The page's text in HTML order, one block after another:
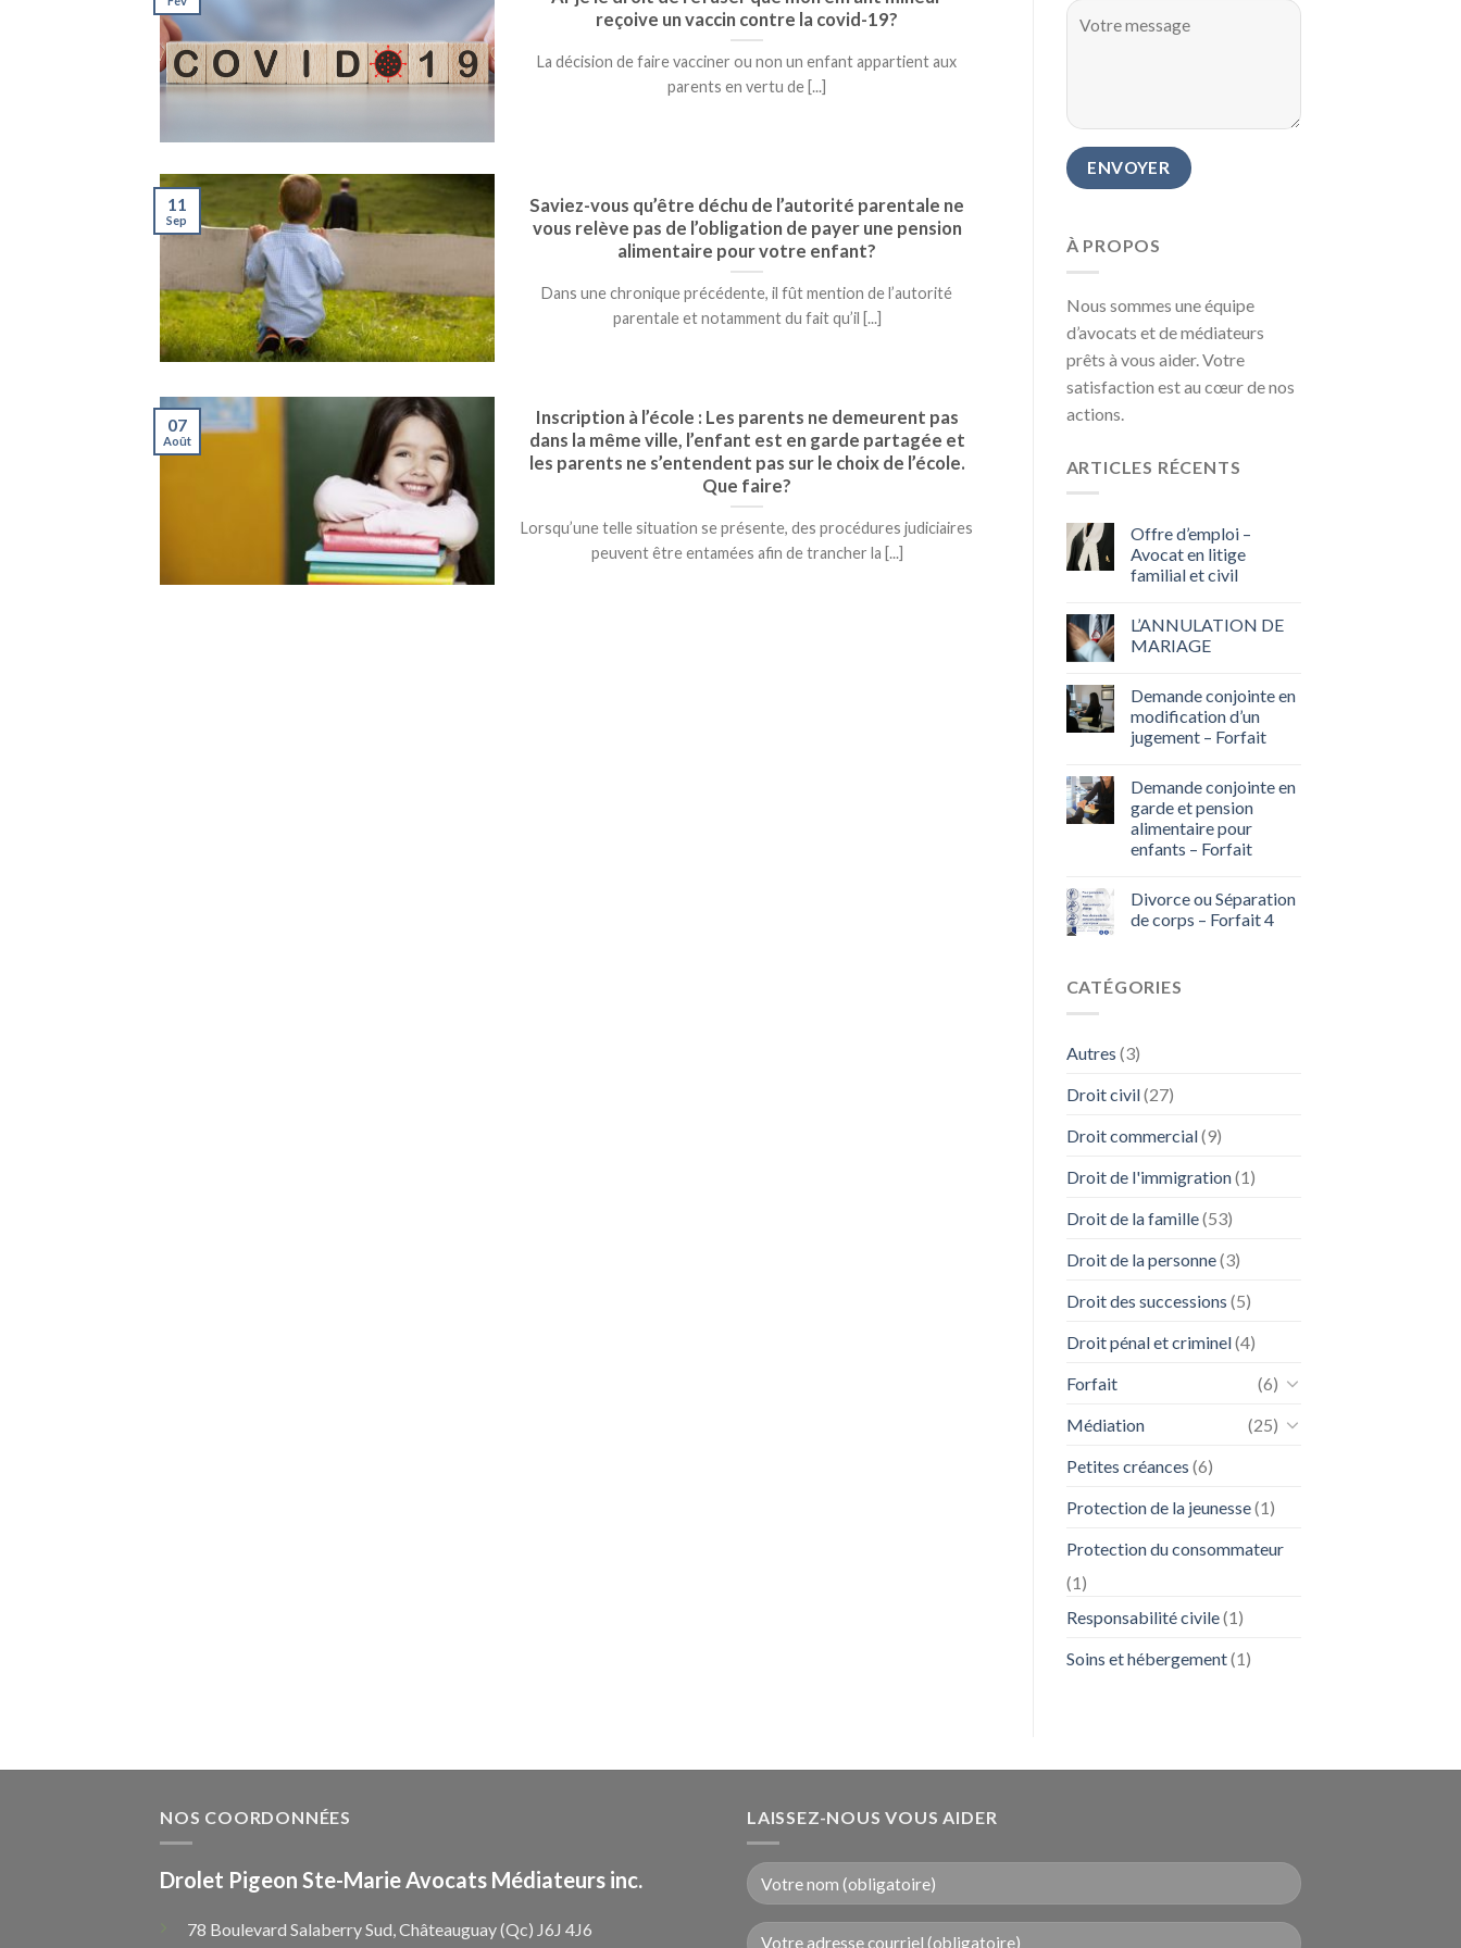
reçoive un vaccin contre la covid-19?
La décision de faire vacciner ou non un enfant appartient aux
parents en vertu de [...]
Saviez-vous qu’être déchu de l’autorité parentale ne
vous relève pas de l’obligation de payer une pension
alimentaire pour votre enfant?
Dans une chronique précédente, il fût mention de l’autorité
parentale et notamment du fait qu’il [...]
11
Sep
Inscription à l’école : Les parents ne demeurent pas
dans la même ville, l’enfant est en garde partagée et
les parents ne s’entendent pas sur le choix de l’école.
Que faire?
Lorsqu’une telle situation se présente, des procédures judiciaires
peuvent être entamées afin de trancher la [...]
07
Août
À PROPOS
Nous sommes une équipe
d’avocats et de médiateurs
prêts à vous aider. Votre
satisfaction est au cœur de nos
actions.
ARTICLES RÉCENTS
Offre d’emploi –
Avocat en litige
familial et civil
L’ANNULATION DE
MARIAGE
Demande conjointe en
modification d’un
jugement – Forfait
Demande conjointe en
garde et pension
alimentaire pour
enfants – Forfait
Divorce ou Séparation
de corps – Forfait 4
CATÉGORIES
Autres (3)
Droit civil(27)
Droit commercial(9)
Droit de l'immigration(1)
Droit de la famille(53)
Droit de la personne(3)
Droit des successions (5)
Droit pénal et criminel(4)
Forfait
(6)
Médiation
(25)
Petites créances (6)
Protection de la jeunesse(1)
Protection du consommateur
(1)
Responsabilité civile(1)
Soins et hébergement(1)
NOS COORDONNÉES
Drolet Pigeon Ste-Marie Avocats Médiateurs inc.
78 Boulevard Salaberry Sud, Châteauguay (Qc) J6J 4J6
LAISSEZ-NOUS VOUS AIDER